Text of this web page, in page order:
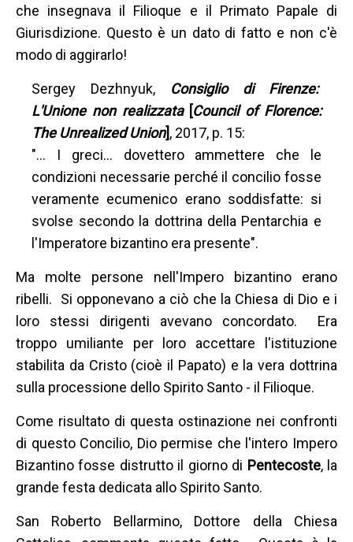
che insegnava il Filioque e il Primato Papale di
Giurisdizione. Questo è un dato di fatto e non c'è
modo di aggirarlo!
Sergey Dezhnyuk, Consiglio di Firenze:
L'Unione non realizzata [Council of Florence:
The Unrealized Union], 2017, p. 15:
"... I greci... dovettero ammettere che le
condizioni necessarie perché il concilio fosse
veramente ecumenico erano soddisfatte: si
svolse secondo la dottrina della Pentarchia e
l'Imperatore bizantino era presente".
Ma molte persone nell'Impero bizantino erano
ribelli. Si opponevano a ciò che la Chiesa di Dio e i
loro stessi dirigenti avevano concordato. Era
troppo umiliante per loro accettare l'istituzione
stabilita da Cristo (cioè il Papato) e la vera dottrina
sulla processione dello Spirito Santo - il Filioque.
Come risultato di questa ostinazione nei confronti
di questo Concilio, Dio permise che l'intero Impero
Bizantino fosse distrutto il giorno di Pentecoste, la
grande festa dedicata allo Spirito Santo.
San Roberto Bellarmino, Dottore della Chiesa